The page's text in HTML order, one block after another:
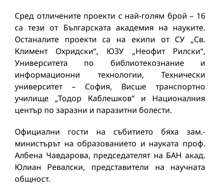
Сред отличените проекти с най-голям брой – 16
са тези от Българската академия на науките.
Останалите проекти са на екипи от СУ „Св.
Климент Охридски“, ЮЗУ „Неофит Рилски“,
Университета по библиотекознание и
информационни технологии, Технически
университет – София, Висше транспортно
училище „Тодор Каблешков“ и Националния
център по заразни и паразитни болести.
Официални гости на събитието бяха зам.-
министърът на образованието и науката проф.
Албена Чавдарова, председателят на БАН акад.
Юлиан Ревалски, представители на научната
общност.